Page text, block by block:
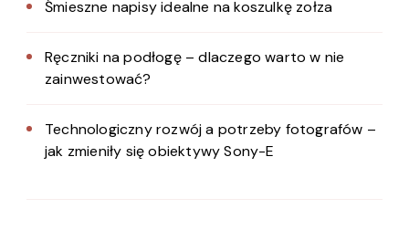
Śmieszne napisy idealne na koszulkę zołza
Ręczniki na podłogę – dlaczego warto w nie
zainwestować?
Technologiczny rozwój a potrzeby fotografów –
jak zmieniły się obiektywy Sony-E